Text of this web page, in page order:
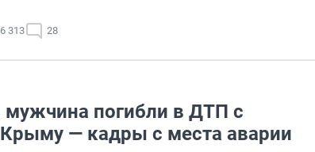
6 313 28
мужчина погибли в ДТП с
— кадры с места аварии